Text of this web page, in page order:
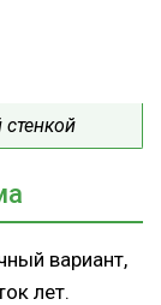
вариант,
лет.